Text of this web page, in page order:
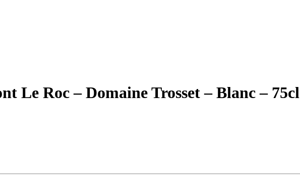
Le Roc – Domaine Trosset – Blanc – 75cl